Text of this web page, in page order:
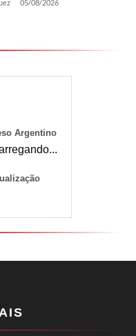
05/08/2026
Argentino